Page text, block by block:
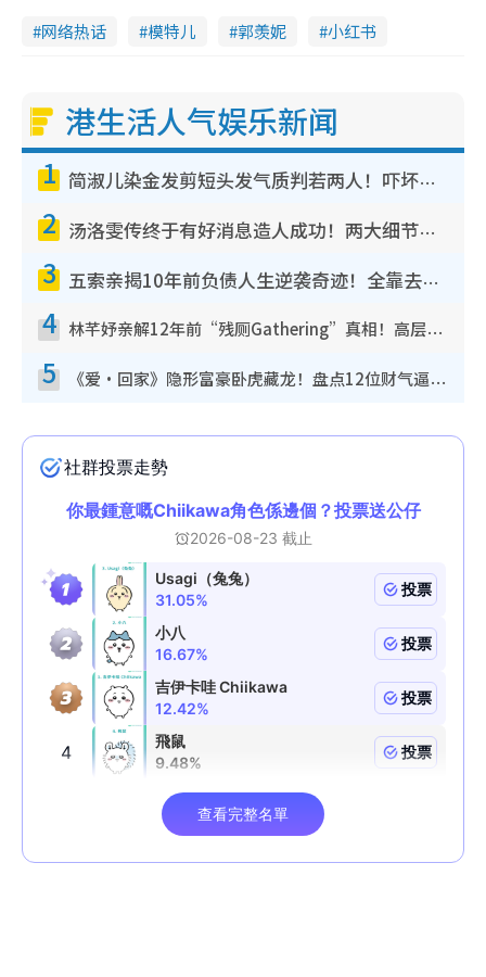
网络热话 模特儿 郭羡妮 小红书
港生活人气娱乐新闻
1 简淑儿染金发剪短头发气质判若两人！吓坏老公麦大力都认不出：“你做什么？”
2 汤洛雯传终于有好消息造人成功！两大细节曝孕味极浓引猜测：大肚婆先会咁！
3 五索亲揭10年前负债人生逆袭奇迹！全靠去一地方转运后即遇上马先生
4 林芊妤亲解12年前“残厕Gathering”真相！高层解约一句话重创尊严，至今拒返TVB
5 《爱·回家》隐形富豪卧虎藏龙！盘点12位财气逼人的有钱艺人：这位美女3亿身家不愁做